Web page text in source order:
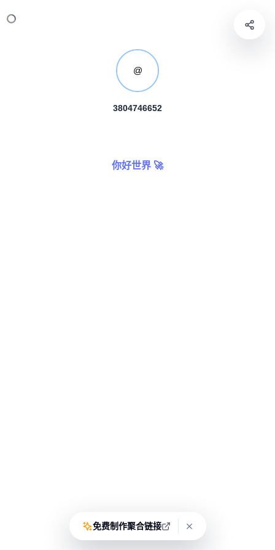
@
3804746652
你好世界 🚀
免费制作聚合链接